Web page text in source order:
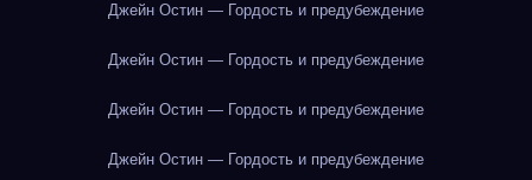
Джейн Остин — Гордость и предубеждение
Джейн Остин — Гордость и предубеждение
Джейн Остин — Гордость и предубеждение
Джейн Остин — Гордость и предубеждение